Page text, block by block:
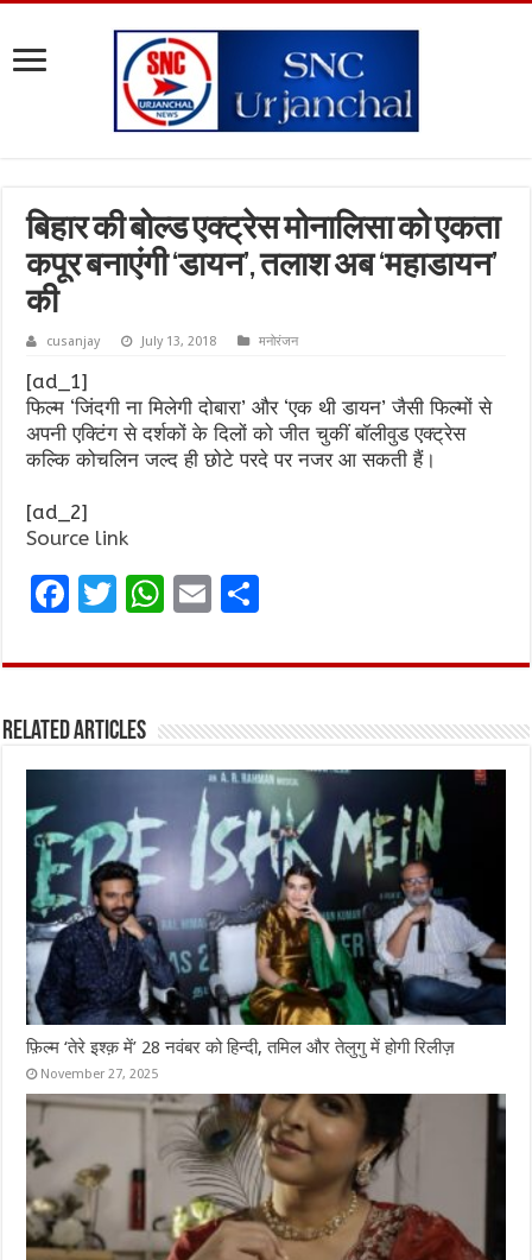
बिहार की बोल्ड एक्ट्रेस मोनालिसा को एकता
कपूर बनाएंगी ‘डायन’, तलाश अब ‘महाडायन’
की
cusanjay July 13, 2018 मनोरंजन
[ad_1]
फिल्म ‘जिंदगी ना मिलेगी दोबारा’ और ‘एक थी डायन’ जैसी फिल्मों से
अपनी एक्टिंग से दर्शकों के दिलों को जीत चुकीं बॉलीवुड एक्ट्रेस
कल्कि कोचलिन जल्द ही छोटे परदे पर नजर आ सकती हैं।
[ad_2]
Source link
F
ce
o
o
k
T
it
r
W
at
A
p
p
E
ai ar
Related Articles
फ़िल्म ‘तेरे इश्क़ में’ 28 नवंबर को हिन्दी, तमिल और तेलुगु में होगी रिलीज़
November 27, 2025